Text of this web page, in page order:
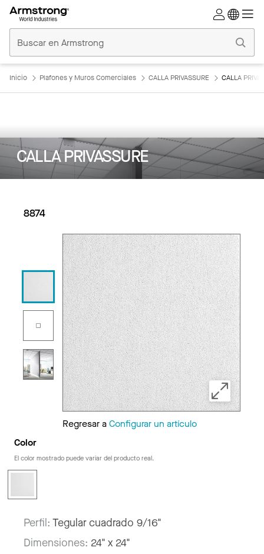
Comerciales
Inicio
Inicio Plafones y Muros Comerciales CALLA PRIVASSURE CALLA
CALLA PRIVASSURE
8874
Regresar aConfigurar un artículo
Color
El color mostrado puede variar del producto real.
Perfil: Tegular cuadrado 9/16"
Dimensiones: 24" x 24"